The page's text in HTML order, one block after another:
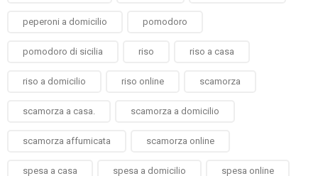
peperoni a domicilio pomodoro
pomodoro di sicilia riso riso a casa
riso a domicilio riso online scamorza
scamorza a casa. scamorza a domicilio
scamorza affumicata scamorza online
spesa a casa spesa a domicilio spesa online